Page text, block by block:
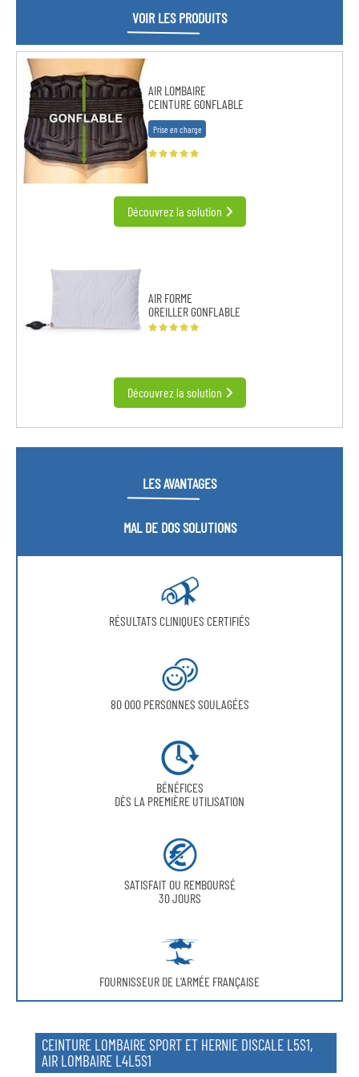
VOIR LES PRODUITS
AIR LOMBAIRE
CEINTURE GONFLABLE
Prise en charge
Découvrez la solution
AIR FORME
OREILLER GONFLABLE
Découvrez la solution
LES AVANTAGES
MAL DE DOS SOLUTIONS
RÉSULTATS CLINIQUES CERTIFIÉS
80 000 PERSONNES SOULAGÉES
BÉNÉFICES
DÈS LA PREMIÈRE UTILISATION
SATISFAIT OU REMBOURSÉ
30 JOURS
FOURNISSEUR DE L'ARMÉE FRANÇAISE
CEINTURE LOMBAIRE SPORT ET HERNIE DISCALE L5S1,
AIR LOMBAIRE L4L5S1